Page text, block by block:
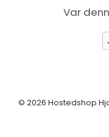
Var
© 2026 Hostedshop